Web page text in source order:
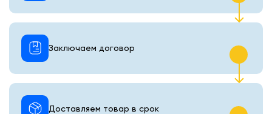
Доставляем товар в срок
Заключаем договор